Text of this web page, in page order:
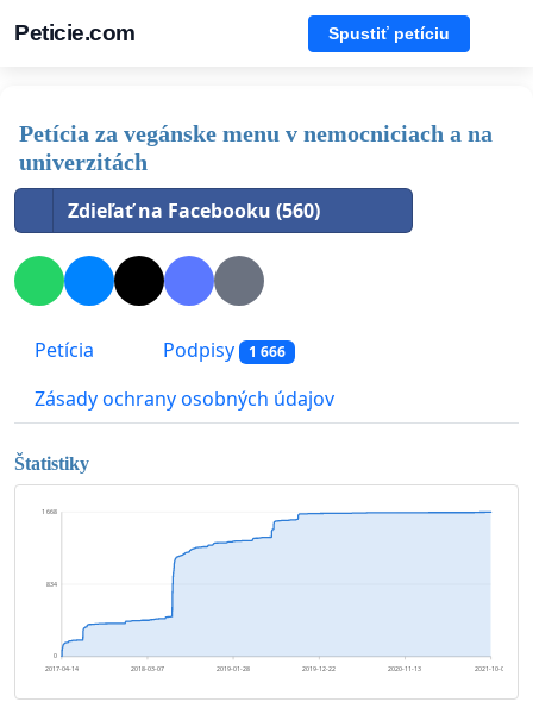
Peticie.com Spustiť petíciu
Petícia za vegánske menu v nemocniciach a na
univerzitách
Zdieľať na Facebooku (560)
Petícia Podpisy 1 666
Zásady ochrany osobných údajov
Štatistiky
0
834
1 668
2017-04-14 2018-03-07 2019-01-28 2019-12-22 2020-11-13 2021-10-06